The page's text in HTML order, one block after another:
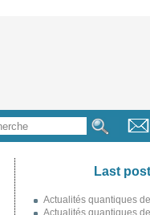
Last
Actualités quantiques
Actualités quantiques